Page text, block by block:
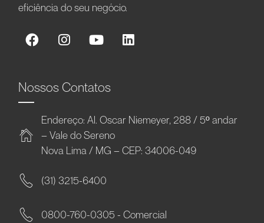
eficiência do seu negócio.
Nossos Contatos
Endereço: Al. Oscar Niemeyer, 288 / 5º andar
– Vale do Sereno
Nova Lima / MG – CEP: 34006-049
(31) 3215-6400
0800-760-0305 - Comercial